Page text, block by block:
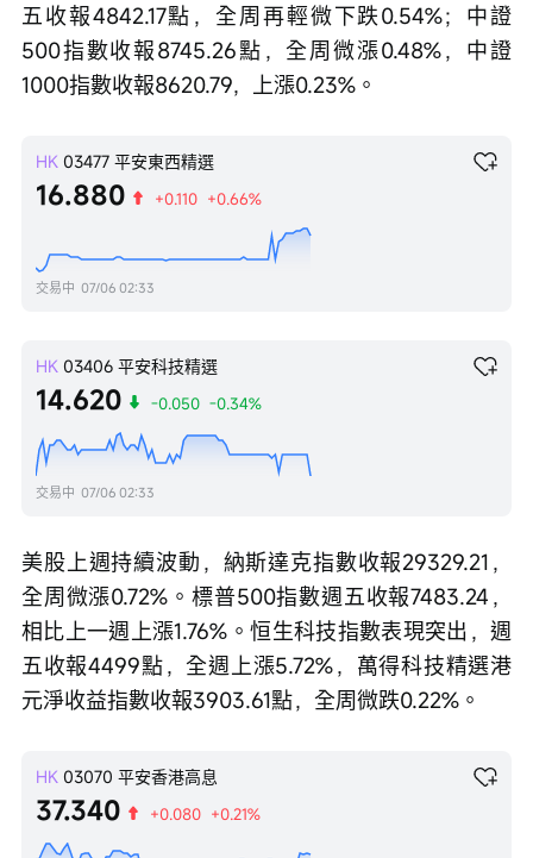
五收報4842.17點，全周再輕微下跌0.54%；中證
500指數收報8745.26點，全周微漲0.48%，中證
1000指數收報8620.79，上漲0.23%。
HK 03477 平安東西精選
16.880 +0.110 +0.66%
交易中 07/06 02:33
HK 03406 平安科技精選
14.620 -0.050 -0.34%
交易中 07/06 02:33
美股上週持續波動，納斯達克指數收報29329.21，
全周微漲0.72%。標普500指數週五收報7483.24，
相比上一週上漲1.76%。恒生科技指數表現突出，週
五收報4499點，全週上漲5.72%，萬得科技精選港
元淨收益指數收報3903.61點，全周微跌0.22%。
HK 03070 平安香港高息
37.340 +0.080 +0.21%